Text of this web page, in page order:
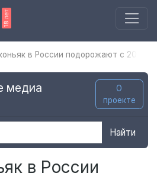
в России подорожают с 20
медиа
О
проекте
Найти
в России